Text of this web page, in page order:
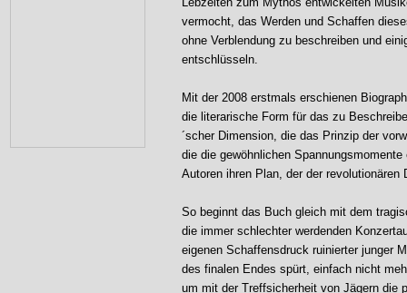
vermocht, das Werden und Schaffen
ohne Verblendung zu beschreiben und
entschlüsseln.
Mit der 2008 erstmals erschienen
die literarische Form für das zu
´scher Dimension, die das Prinzip der
die die gewöhnlichen
Autoren ihren Plan, der der
So beginnt das Buch gleich mit dem
die immer schlechter werdenden
eigenen Schaffensdruck ruinierter junger
des finalen Endes spürt, einfach nicht
um mit der Treffsicherheit von Jägern die